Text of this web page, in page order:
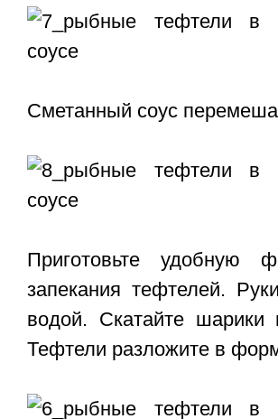
Сметанный соус
Приготовьте удобную
запекания тефтелей.
водой. Скатайте
Тефтели разложите в